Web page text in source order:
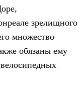
зрелищного
множество
обязаны ему